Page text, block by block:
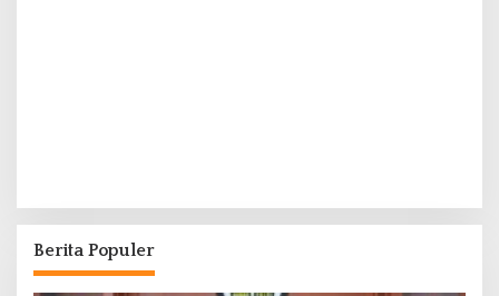
Berita Populer